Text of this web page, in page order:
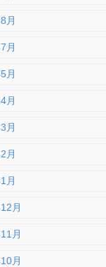
月
月
月
月
月
月
月
月
月
月